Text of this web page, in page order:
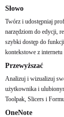
Słowo
Twórz i udostępniaj
narzędziom do edycji,
szybki dostęp do
kontekstowe z
Przewyższać
Analizuj i wizualizuj
użytkownika i
Toolpak, Slicers i
OneNote